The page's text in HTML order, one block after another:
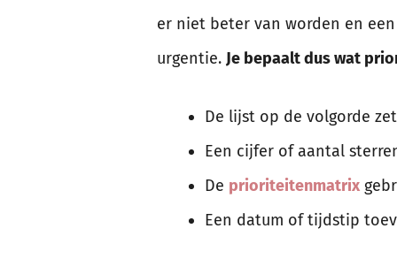
er niet beter van worden en
urgentie. Je bepaalt dus wat
De lijst op de volgorde
Een cijfer of aantal
De prioriteitenmatrix
Een datum of tijdstip